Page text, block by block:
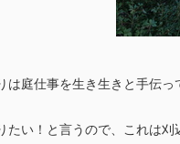
は庭仕事を生き生きと手伝っ
たい！と言うので、これは刈